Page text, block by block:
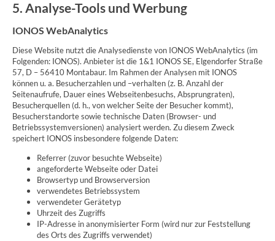
5. Analyse-Tools und Werbung
IONOS WebAnalytics
Diese Website nutzt die Analysedienste von IONOS WebAnalytics (im
Folgenden: IONOS). Anbieter ist die 1&1 IONOS SE, Elgendorfer Straße
57, D – 56410 Montabaur. Im Rahmen der Analysen mit IONOS
können u. a. Besucherzahlen und –verhalten (z. B. Anzahl der
Seitenaufrufe, Dauer eines Webseitenbesuchs, Absprungraten),
Besucherquellen (d. h., von welcher Seite der Besucher kommt),
Besucherstandorte sowie technische Daten (Browser- und
Betriebssystemversionen) analysiert werden. Zu diesem Zweck
speichert IONOS insbesondere folgende Daten:
Referrer (zuvor besuchte Webseite)
angeforderte Webseite oder Datei
Browsertyp und Browserversion
verwendetes Betriebssystem
verwendeter Gerätetyp
Uhrzeit des Zugriffs
IP-Adresse in anonymisierter Form (wird nur zur Feststellung
des Orts des Zugriffs verwendet)